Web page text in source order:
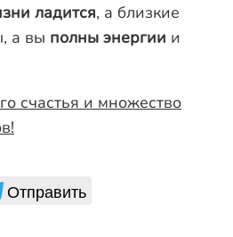
ладится, а близкие
а вы полны энергии и
счастья и множество
Отправить